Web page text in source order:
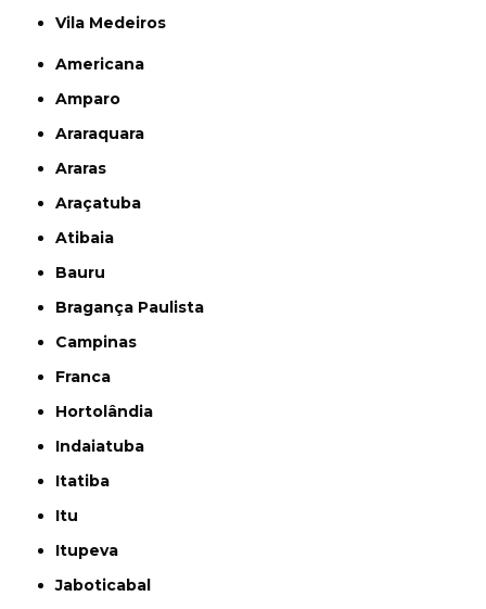
Vila Medeiros
Americana
Amparo
Araraquara
Araras
Araçatuba
Atibaia
Bauru
Bragança Paulista
Campinas
Franca
Hortolândia
Indaiatuba
Itatiba
Itu
Itupeva
Jaboticabal